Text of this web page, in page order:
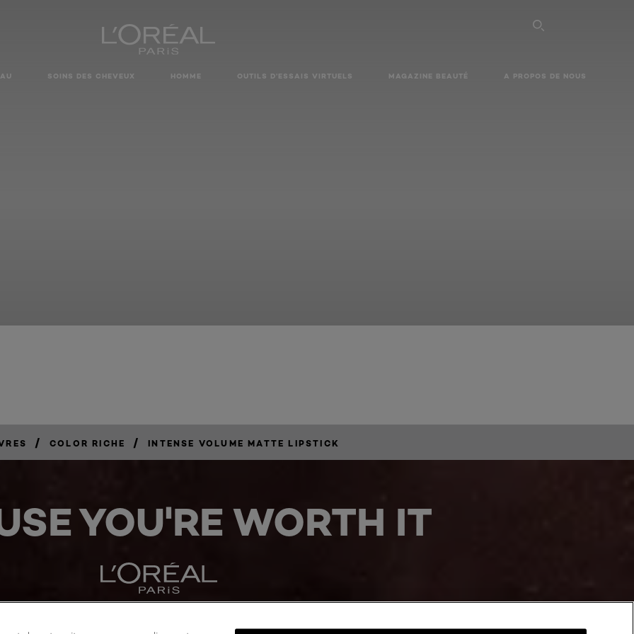
SOINS DES CHEVEUX HOMME OUTILS D’ESSAIS VIRTUELS MAGAZINE BEAUTÉ A PROPOS DE NOUS
/ COLOR RICHE / INTENSE VOLUME MATTE LIPSTICK
YOU'RE WORTH IT